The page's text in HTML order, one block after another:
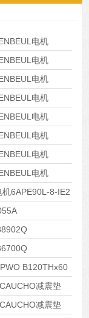
电机
电机
电机
电机
电机
电机
电机
电机
机6APE90L-8-IE2
B120THx60
减震垫
减震垫